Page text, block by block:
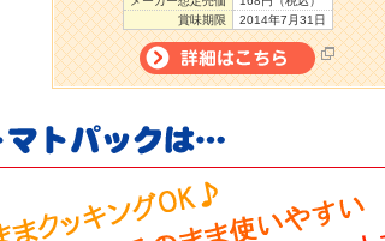
賞味期限
2014年7月31日